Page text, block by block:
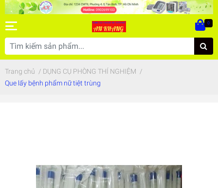
0
Trang chủ / DỤNG CỤ PHÒNG THÍ NGHIỆM /
Que lấy bệnh phẩm nữ tiệt trùng